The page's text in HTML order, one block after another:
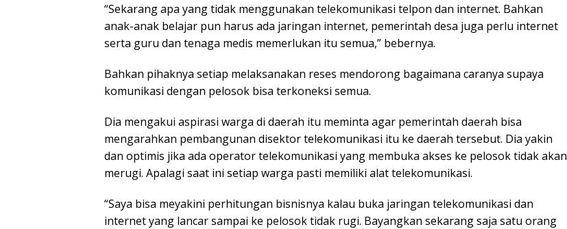
“Sekarang apa yang tidak menggunakan telekomunikasi telpon dan internet. Bahkan
anak-anak belajar pun harus ada jaringan internet, pemerintah desa juga perlu internet
serta guru dan tenaga medis memerlukan itu semua,” bebernya.
Bahkan pihaknya setiap melaksanakan reses mendorong bagaimana caranya supaya
komunikasi dengan pelosok bisa terkoneksi semua.
Dia mengakui aspirasi warga di daerah itu meminta agar pemerintah daerah bisa
mengarahkan pembangunan disektor telekomunikasi itu ke daerah tersebut. Dia yakin
dan optimis jika ada operator telekomunikasi yang membuka akses ke pelosok tidak akan
merugi. Apalagi saat ini setiap warga pasti memiliki alat telekomunikasi.
“Saya bisa meyakini perhitungan bisnisnya kalau buka jaringan telekomunikasi dan
internet yang lancar sampai ke pelosok tidak rugi. Bayangkan sekarang saja satu orang